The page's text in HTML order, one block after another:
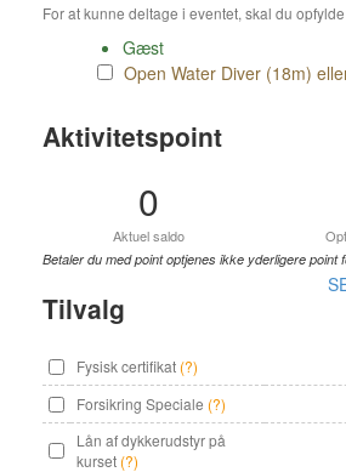
For at kunne deltage i eventet, skal du
Gæst
Open Water Diver (18m)
Aktivitetspoint
0
Aktuel saldo
Betaler du med point optjenes ikke yderligere point
Tilvalg
Fysisk certifikat (?)
Forsikring Speciale (?)
Lån af dykkerudstyr på
kurset (?)